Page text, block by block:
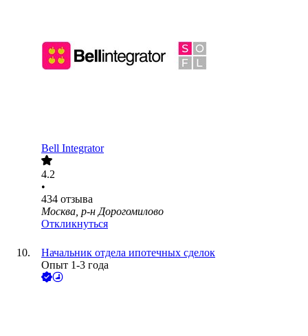
Bell Integrator
4.2
•
434 отзыва
Москва, р-н Дорогомилово
Откликнуться
Начальник отдела ипотечных сделок
Опыт 1-3 года